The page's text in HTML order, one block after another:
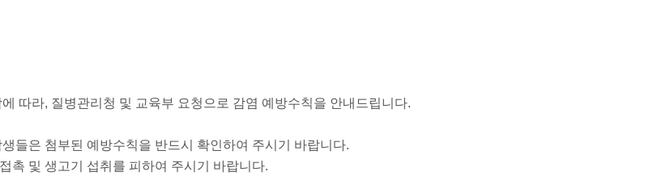
따라, 질병관리청 및 교육부 요청으로 감염 예방수칙을 안내드립니다.
들은 첨부된 예방수칙을 반드시 확인하여 주시기 바랍니다.
촉 및 생고기 섭취를 피하여 주시기 바랍니다.